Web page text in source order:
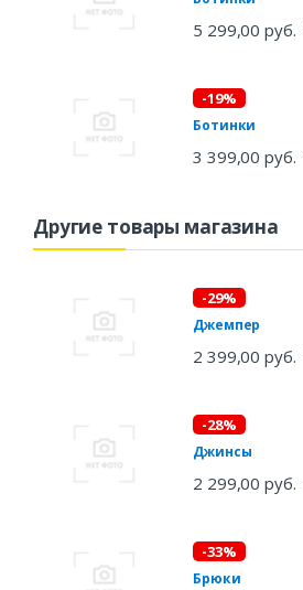
5 299,00 руб.
-19%
Ботинки
3 399,00 руб.
Другие товары магазина
-29%
Джемпер
2 399,00 руб.
-28%
Джинсы
2 299,00 руб.
-33%
Брюки